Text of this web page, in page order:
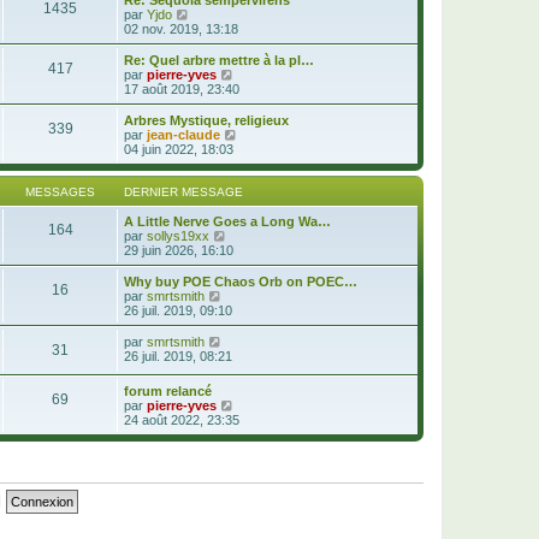
s
a
g
e
e
r
m
e
s
a
g
e
l
e
d
e
r
n
i
e
r
m
e
s
s
a
g
e
1435
par Yjdo
o
i
r
l
e
e
r
n
i
e
r
m
s
s
a
e
02 nov. 2019, 13:18
417
Re: Quel arbre mettre à la pl…
par pierre-yves
o
i
r
l
e
e
r
n
i
s
17 août 2019, 23:40
339
Arbres Mystique, religieux
par jean-claude
i
r
l
e
d
n
i
a
04 juin 2022, 18:03
MESSAGES DERNIER MESSAGE
164
A Little Nerve Goes a Long Wa…
par sollys19xx
o
i
r
e
r
n
i
r
m
e
a
29 juin 2026, 16:10
16
Why buy POE Chaos Orb on POEC…
par smrtsmith
o
i
l
d
r
n
i
m
26 juil. 2019, 09:10
31 par smrtsmith
o
l
e
d
e
i
26 juil. 2019, 08:21
69
forum relancé
par pierre-yves
o
i
24 août 2022, 23:35